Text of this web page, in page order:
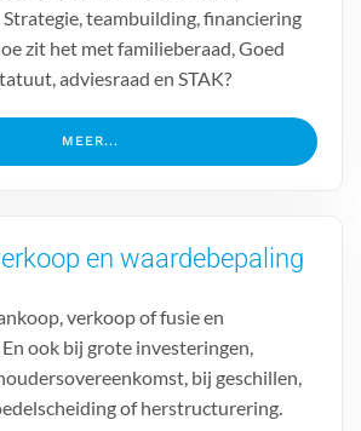
teambuilding, financiering
zit het met familieberaad, Goed
adviesraad en STAK?
MEER...
en waardebepaling
verkoop of fusie en
ook bij grote investeringen,
bij geschillen,
of herstructurering.